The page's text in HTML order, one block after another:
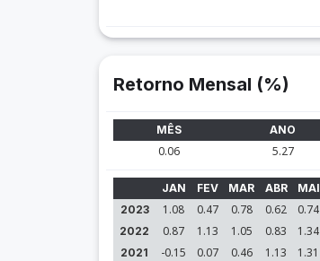
Retorno Mensal (%)
MÊS ANO
0.06 5.27
JAN FEV MAR ABR MAI
2023
1.08 0.47 0.78 0.62 0.74
2022 0.87 1.13 1.05 0.83 1.34
2021 -0.15 0.07 0.46 1.13 1.31